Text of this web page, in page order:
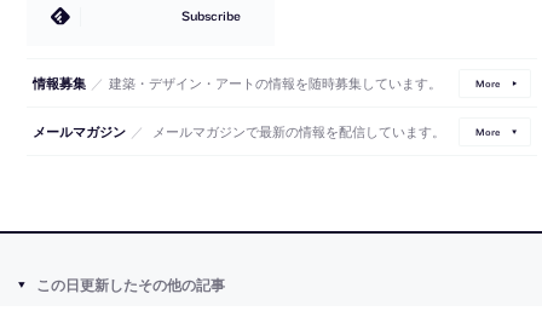
Subscribe
情報募集 ／ 建築・デザイン・アートの情報を随時募集しています。 More
メールマガジン ／ メールマガジンで最新の情報を配信しています。 More
この日更新したその他の記事